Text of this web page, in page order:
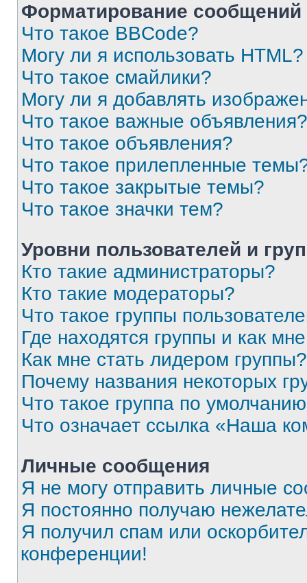
Форматирование
Что такое BBCode?
Могу ли я использовать HTML?
Что такое смайлики?
Могу ли я добавлять
Что такое важные объявления?
Что такое объявления?
Что такое прилепленные
Что такое закрытые темы?
Что такое значки тем?
Уровни пользователей и
Кто такие администраторы?
Кто такие модераторы?
Что такое группы
Где находятся группы и как
Как мне стать лидером группы?
Почему названия некоторых
Что такое группа по
Что означает ссылка «Наша
Личные сообщения
Я не могу отправить личные
Я постоянно получаю
Я получил спам или
конференции!